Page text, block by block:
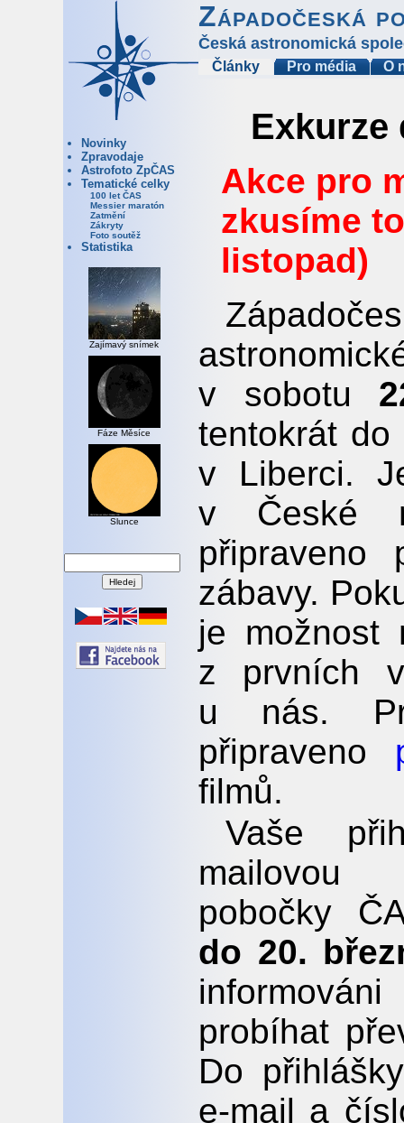
Západočeská
Česká astronomická
Články Pro média O
Novinky
Zpravodaje
Astrofoto ZpČAS
Tematické celky
100 let ČAS
Messier maratón
Zatmění
Zákryty
Foto soutěž
Statistika
Zajímavý snímek
Fáze Měsíce
Slunce
Exkurze
Akce pro
zkusíme
listopad)
v sobotu
tentokrát
v Liberci.
v České
zábavy.
je
z prvních
u nás.
připraveno
filmů.
Vaše
mailovou
pobočky
do 20.
probíhat
Do
e-mail a